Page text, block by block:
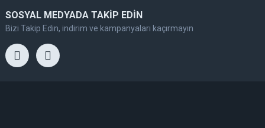
SOSYAL MEDYADA TAKİP EDİN
Bizi Takip Edin, indirim ve kampanyaları kaçırmayın